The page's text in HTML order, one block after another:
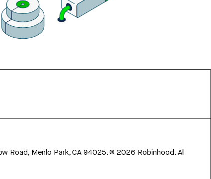
Road, Menlo Park, CA 94025.©2026 Robinhood. All